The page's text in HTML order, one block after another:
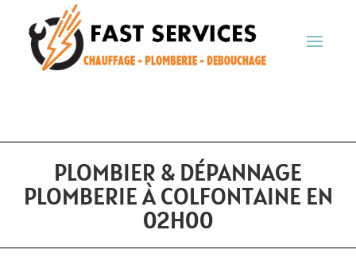
PLOMBIER & DÉPANNAGE
PLOMBERIE À COLFONTAINE EN
02H00